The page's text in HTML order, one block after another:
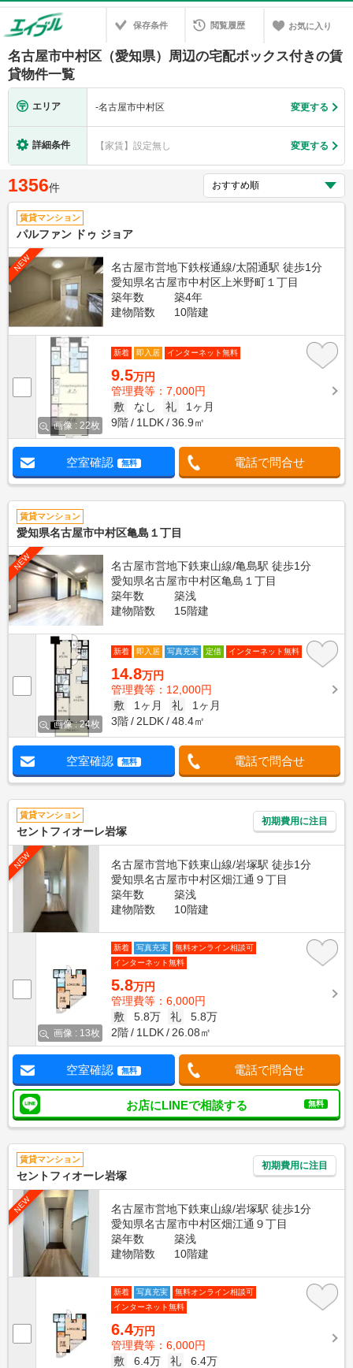
保存条件 閲覧履歴 お気に入り
名古屋市中村区（愛知県）周辺の宅配ボックス付きの賃
貸物件一覧
エリア -名古屋市中村区 変更する
詳細条件 【家賃】設定無し 変更する
1356件
賃貸マンション
パルファン ドゥ ジョア
NEW
名古屋市営地下鉄桜通線/太閤通駅 徒歩1分
愛知県名古屋市中村区上米野町１丁目
築年数
築4年
建物階数
10階建
画像 : 22枚
新着 即入居 インターネット無料
9.5万円
管理費等：7,000円
敷
なし 礼
1ヶ月
9階
1LDK 36.9㎡
空室確認 無料 電話で問合せ
賃貸マンション
愛知県名古屋市中村区亀島１丁目
NEW
名古屋市営地下鉄東山線/亀島駅 徒歩1分
愛知県名古屋市中村区亀島１丁目
築年数
築浅
建物階数
15階建
画像 : 24枚
新着 即入居 写真充実 定借 インターネット無料
14.8万円
管理費等：12,000円
敷
1ヶ月 礼
1ヶ月
3階
2LDK 48.4㎡
空室確認 無料 電話で問合せ
賃貸マンション
セントフィオーレ岩塚
初期費用に注目
NEW
名古屋市営地下鉄東山線/岩塚駅 徒歩1分
愛知県名古屋市中村区畑江通９丁目
築年数
築浅
建物階数
10階建
画像 : 13枚
新着 写真充実
無料オンライン相談可
インターネット無料
5.8万円
管理費等：6,000円
敷
5.8万 礼
5.8万
2階
1LDK 26.08㎡
空室確認 無料 電話で問合せ
お店にLINEで相談する 無料
賃貸マンション
セントフィオーレ岩塚
初期費用に注目
NEW
名古屋市営地下鉄東山線/岩塚駅 徒歩1分
愛知県名古屋市中村区畑江通９丁目
築年数
築浅
建物階数
10階建
新着 写真充実
無料オンライン相談可
インターネット無料
6.4万円
管理費等：6,000円
敷
6.4万 礼
6.4万